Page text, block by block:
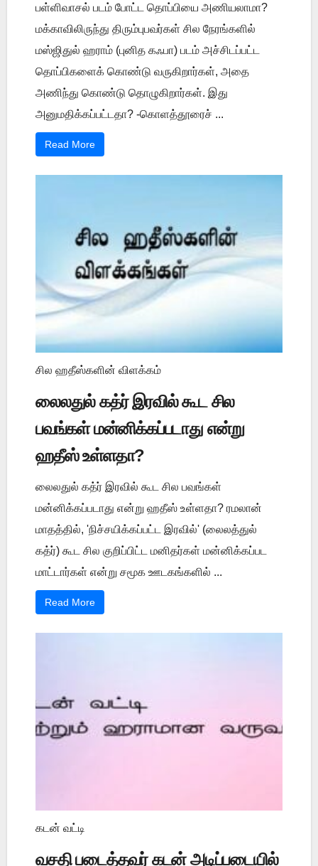
பள்ளிவாசல் படம் போட்ட தொப்பியை அணியலாமா?
மக்காவிலிருந்து திரும்புபவர்கள் சில நேரங்களில்
மஸ்ஜிதுல் ஹராம் (புனித கஃபா) படம் அச்சிடப்பட்ட
தொப்பிகளைக் கொண்டு வருகிறார்கள், அதை
அணிந்து கொண்டு தொழுகிறார்கள். இது
அனுமதிக்கப்பட்டதா? -கொளத்தூரைச் ...
Read More
சில ஹதீஸ்களின் விளக்கம்
லைலதுல் கத்ர் இரவில் கூட சில
பவங்கள் மன்னிக்கப்படாது என்று
ஹதீஸ் உள்ளதா?
லைலதுல் கத்ர் இரவில் கூட சில பவங்கள்
மன்னிக்கப்படாது என்று ஹதீஸ் உள்ளதா? ரமலான்
மாதத்தில், 'நிச்சயிக்கப்பட்ட இரவில்' (லைலத்துல்
கத்ர்) கூட சில குறிப்பிட்ட மனிதர்கள் மன்னிக்கப்பட
மாட்டார்கள் என்று சமூக ஊடகங்களில் ...
Read More
கடன் வட்டி
வசதி படைத்தவர் கடன் அடிப்படையில்